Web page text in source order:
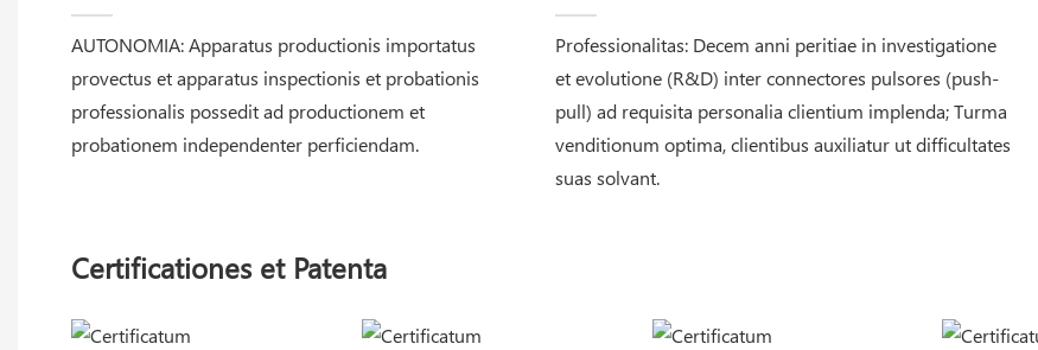
AUTONOMIA: Apparatus productionis importatus
provectus et apparatus inspectionis et probationis
professionalis possedit ad productionem et
probationem independenter perficiendam.
Professionalitas: Decem anni peritiae in investigatione
et evolutione (R&D) inter connectores pulsores (push-
pull) ad requisita personalia clientium implenda; Turma
venditionum optima, clientibus auxiliatur ut difficultates
suas solvant.
Certificationes et Patenta